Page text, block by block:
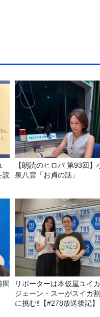
読
【朗読のヒロバ 第93回】
泉八雲「お貞の話」
間
リポーターは本仮屋ユイカ
ジェーン・スーがスイカ
に挑む‼【#278放送後記】